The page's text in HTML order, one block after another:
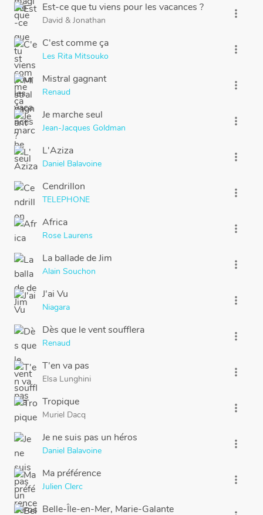
Est-ce que tu viens pour les vacances ?
David & Jonathan
more_vert
C'est comme ça
Les Rita Mitsouko
more_vert
Mistral gagnant
Renaud
more_vert
Je marche seul
Jean-Jacques Goldman
more_vert
L'Aziza
Daniel Balavoine
more_vert
Cendrillon
TELEPHONE
more_vert
Africa
Rose Laurens
more_vert
La ballade de Jim
Alain Souchon
more_vert
J'ai Vu
Niagara
more_vert
Dès que le vent soufflera
Renaud
more_vert
T'en va pas
Elsa Lunghini
more_vert
Tropique
Muriel Dacq
more_vert
Je ne suis pas un héros
Daniel Balavoine
more_vert
Ma préférence
Julien Clerc
more_vert
Belle-Île-en-Mer, Marie-Galante